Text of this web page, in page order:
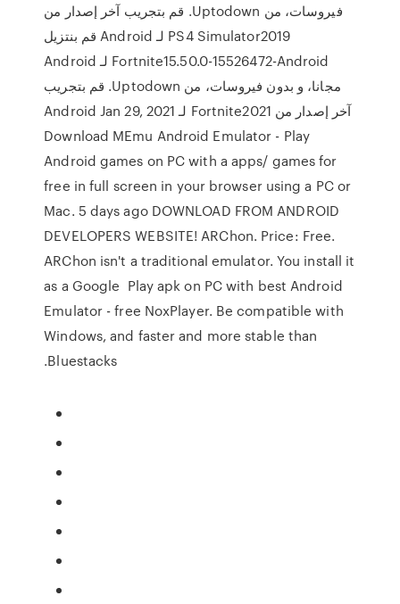
فيروسات، من Uptodown. قم بتجريب آخر إصدار من
PS4 Simulator2019 لـ Android ‫قم بنتزيل
Fortnite15.50.0-15526472-Android لـ Android
مجانا، و بدون فيروسات، من Uptodown. قم بتجريب
آخر إصدار من Fortnite2021 لـ Android Jan 29, 2021
Download MEmu Android Emulator - Play
Android games on PC with a apps/ games for
free in full screen in your browser using a PC or
Mac. 5 days ago DOWNLOAD FROM ANDROID
DEVELOPERS WEBSITE! ARChon. Price: Free.
ARChon isn't a traditional emulator. You install it
as a Google Play apk on PC with best Android
Emulator - free NoxPlayer. Be compatible with
Windows, and faster and more stable than
Bluestacks.